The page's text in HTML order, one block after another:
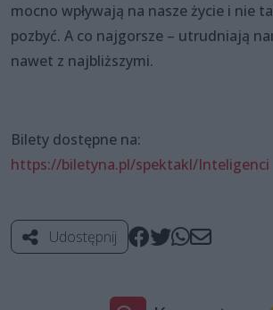
mocno wpływają na nasze życie i nie
pozbyć. A co najgorsze – utrudniają
nawet z najbliższymi.
Bilety dostępne na:
https://biletyna.pl/spektakl/Inteligenci
Udostępnij